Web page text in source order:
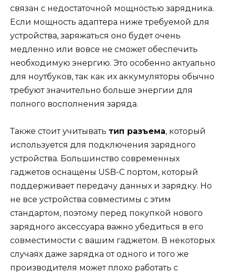
связан с недостаточной мощностью зарядника.
Если мощность адаптера ниже требуемой для
устройства, заряжаться оно будет очень
медленно или вовсе не сможет обеспечить
необходимую энергию. Это особенно актуально
для ноутбуков, так как их аккумуляторы обычно
требуют значительно больше энергии для
полного восполнения заряда.
Также стоит учитывать тип разъема, который
используется для подключения зарядного
устройства. Большинство современных
гаджетов оснащены USB-C портом, который
поддерживает передачу данных и зарядку. Но
не все устройства совместимы с этим
стандартом, поэтому перед покупкой нового
зарядного аксессуара важно убедиться в его
совместимости с вашим гаджетом. В некоторых
случаях даже зарядка от одного и того же
производителя может плохо работать с